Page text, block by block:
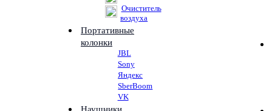
Очиститель
воздуха
Портативные
колонки
JBL
Sony
Яндекс
SberBoom
VK